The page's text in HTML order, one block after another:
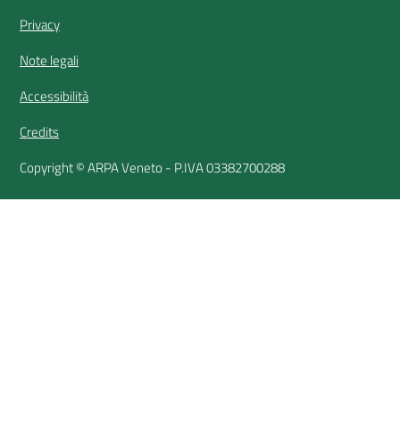
Privacy
Note legali
Accessibilità
Credits
Copyright © ARPA Veneto - P.IVA 03382700288